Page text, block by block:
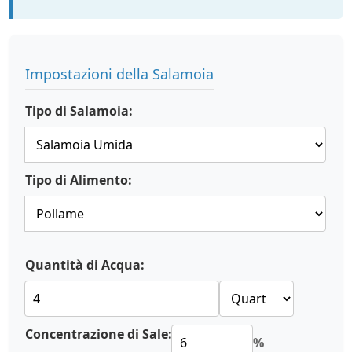
Impostazioni della Salamoia
Tipo di Salamoia:
Tipo di Alimento:
Quantità di Acqua:
Concentrazione di Sale: %